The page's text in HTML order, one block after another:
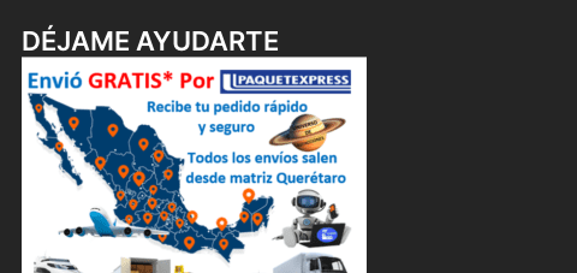
DÉJAME AYUDARTE